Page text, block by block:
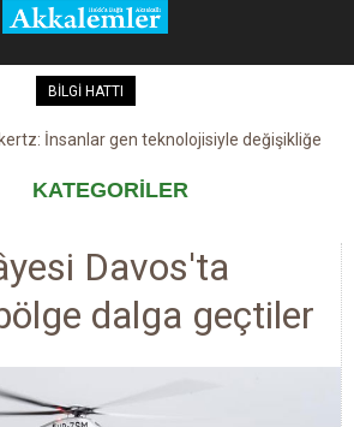
BİLGİ HATTI
İnsanlar gen teknolojisiyle değişikliğe
19 aşısı, devşirme ve kobay!
KATEGORİLER
Davos'ta
dalga geçtiler